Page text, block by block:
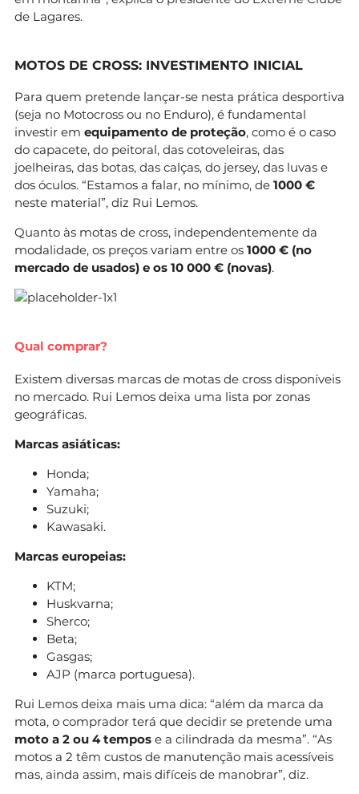
de Lagares.
MOTOS DE CROSS: INVESTIMENTO INICIAL
Para quem pretende lançar-se nesta prática desportiva
(seja no Motocross ou no Enduro), é fundamental
investir em equipamento de proteção, como é o caso
do capacete, do peitoral, das cotoveleiras, das
joelheiras, das botas, das calças, do jersey, das luvas e
dos óculos. “Estamos a falar, no mínimo, de 1000 €
neste material”, diz Rui Lemos.
Quanto às motas de cross, independentemente da
modalidade, os preços variam entre os 1000 € (no
mercado de usados) e os 10 000 € (novas).
Qual comprar?
Existem diversas marcas de motas de cross disponíveis
no mercado. Rui Lemos deixa uma lista por zonas
geográficas.
Marcas asiáticas:
Honda;
Yamaha;
Suzuki;
Kawasaki.
Marcas europeias:
KTM;
Huskvarna;
Sherco;
Beta;
Gasgas;
AJP (marca portuguesa).
Rui Lemos deixa mais uma dica: “além da marca da
mota, o comprador terá que decidir se pretende uma
moto a 2 ou 4 tempos e a cilindrada da mesma”. “As
motos a 2 têm custos de manutenção mais acessíveis
mas, ainda assim, mais difíceis de manobrar”, diz.